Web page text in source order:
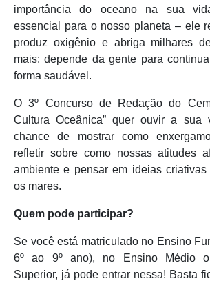
importância do oceano na sua
essencial para o nosso planeta – ele
produz oxigênio e abriga milhares
mais: depende da gente para
forma saudável.
O 3º Concurso de Redação do
Cultura Oceânica” quer ouvir a
chance de mostrar como
refletir sobre como nossas atitudes
ambiente e pensar em ideias criativas
os mares.
Quem pode participar?
Se você está matriculado no Ensino
6º ao 9º ano), no Ensino Médio
Superior, já pode entrar nessa! Basta